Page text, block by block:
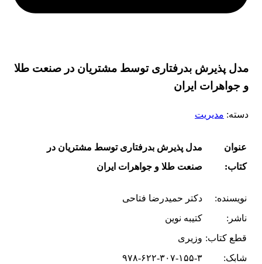
مدل پذیرش بدرفتاری توسط مشتریان در صنعت طلا
و جواهرات ایران
دسته: مدیریت
عنوان
کتاب:
مدل پذیرش بدرفتاری توسط مشتریان در
صنعت طلا و جواهرات ایران
نویسنده:
دکتر حمیدرضا فتاحی
ناشر:
کتیبه نوین
قطع کتاب: وزیری
شابک:
۹۷۸-۶۲۲-۳۰۷-۱۵۵-۳